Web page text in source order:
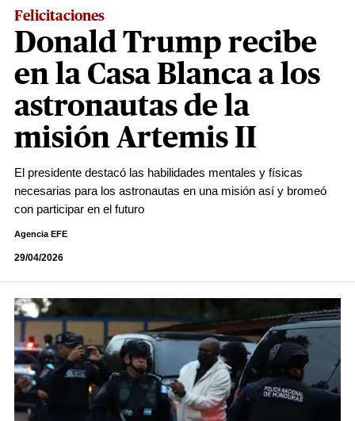
Felicitaciones
Donald Trump recibe
en la Casa Blanca a los
astronautas de la
misión Artemis II
El presidente destacó las habilidades mentales y físicas
necesarias para los astronautas en una misión así y bromeó
con participar en el futuro
Agencia EFE
29/04/2026